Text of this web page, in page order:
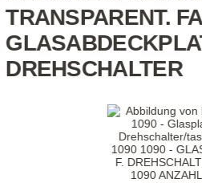
TRANSPARENT.
DREHSCHALTER